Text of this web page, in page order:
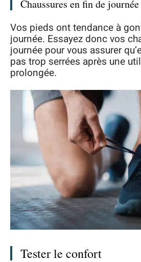
Chaussures en fin de journée
Vos pieds ont tendance à
journée. Essayez donc vos
journée pour vous assurer
pas trop serrées après une
prolongée.
Tester le confort